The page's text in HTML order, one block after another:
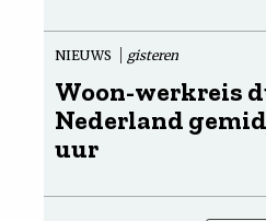
NIEUWS gisteren
Woon-werkreis
Nederland
uur